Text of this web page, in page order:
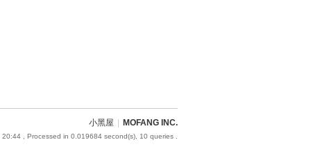
小黑屋 MOFANG INC.
20:44 , Processed in 0.019684 second(s), 10 queries .